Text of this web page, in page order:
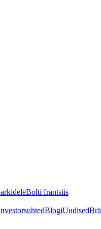
Bolti frantsiis
BlogiUudised